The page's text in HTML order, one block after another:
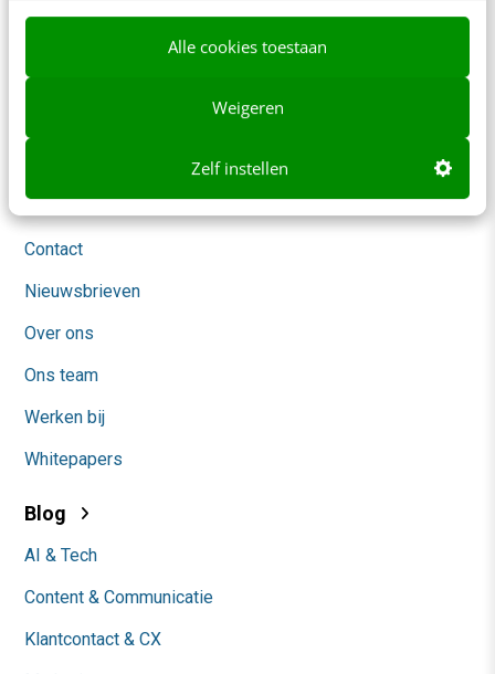
Alle cookies toestaan
Weigeren
Zelf instellen
+31 30 200 1045
Contact
Nieuwsbrieven
Over ons
Ons team
Werken bij
Whitepapers
Blog
AI & Tech
Content & Communicatie
Klantcontact & CX